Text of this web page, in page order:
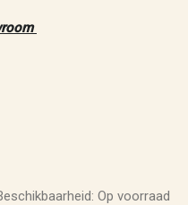
Op voorraad